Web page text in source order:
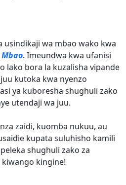
usindikaji wa mbao wako kwa
Mbao. Imeundwa kwa ufanisi
lako bora la kuzalisha vipande
kutoka kwa nyenzo
ya kuboresha shughuli zako
utendaji wa juu.
zaidi, kuomba nukuu, au
kupata suluhisho kamili
shughuli zako za
kingine!